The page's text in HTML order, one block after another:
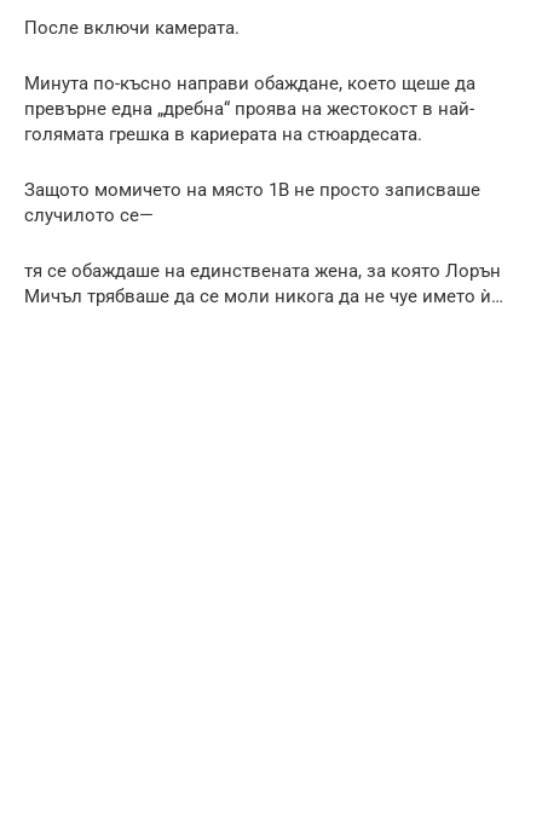
После включи камерата.
Минута по-късно направи обаждане, което щеше да
превърне една „дребна“ проява на жестокост в най-
голямата грешка в кариерата на стюардесата.
Защото момичето на място 1B не просто записваше
случилото се—
тя се обаждаше на единствената жена, за която Лорън
Мичъл трябваше да се моли никога да не чуе името ѝ…